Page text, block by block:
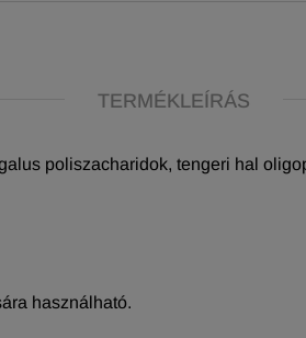
TERMÉKLEÍRÁS
poliszacharidok, tengeri hal
használható.